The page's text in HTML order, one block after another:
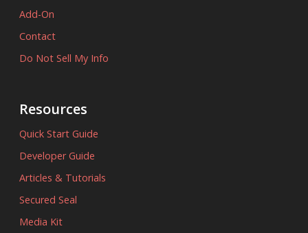
Add-On
Contact
Do Not Sell My Info
Resources
Quick Start Guide
Developer Guide
Articles & Tutorials
Secured Seal
Media Kit